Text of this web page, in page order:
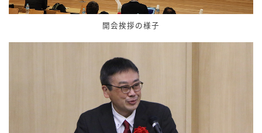
開会挨拶の様子